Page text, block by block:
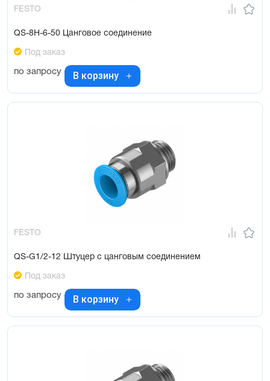
FESTO
QS-8H-6-50 Цанговое соединение
Под заказ
по запросу В корзину
FESTO
QS-G1/2-12 Штуцер с цанговым соединением
Под заказ
по запросу В корзину